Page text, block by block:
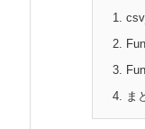
1.
2.
3.
4.
ま